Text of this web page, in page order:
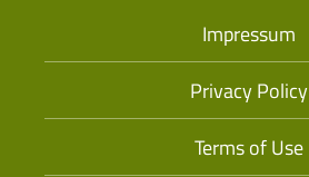
Impressum
Privacy Policy
Terms of Use